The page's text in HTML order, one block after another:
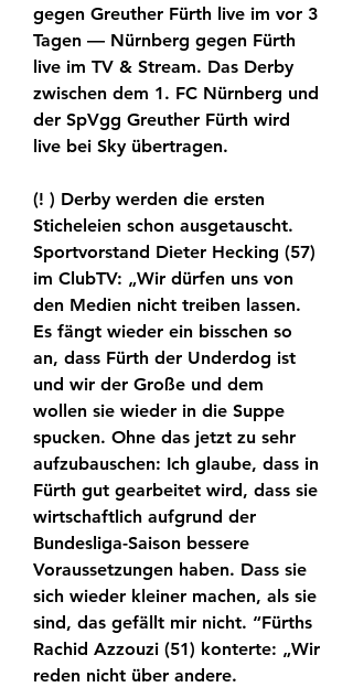
gegen Greuther Fürth live im vor 3
Tagen — Nürnberg gegen Fürth
live im TV & Stream. Das Derby
zwischen dem 1. FC Nürnberg und
der SpVgg Greuther Fürth wird
live bei Sky übertragen.
(! ) Derby werden die ersten
Sticheleien schon ausgetauscht.
Sportvorstand Dieter Hecking (57)
im ClubTV: „Wir dürfen uns von
den Medien nicht treiben lassen.
Es fängt wieder ein bisschen so
an, dass Fürth der Underdog ist
und wir der Große und dem
wollen sie wieder in die Suppe
spucken. Ohne das jetzt zu sehr
aufzubauschen: Ich glaube, dass in
Fürth gut gearbeitet wird, dass sie
wirtschaftlich aufgrund der
Bundesliga-Saison bessere
Voraussetzungen haben. Dass sie
sich wieder kleiner machen, als sie
sind, das gefällt mir nicht. “Fürths
Rachid Azzouzi (51) konterte: „Wir
reden nicht über andere.